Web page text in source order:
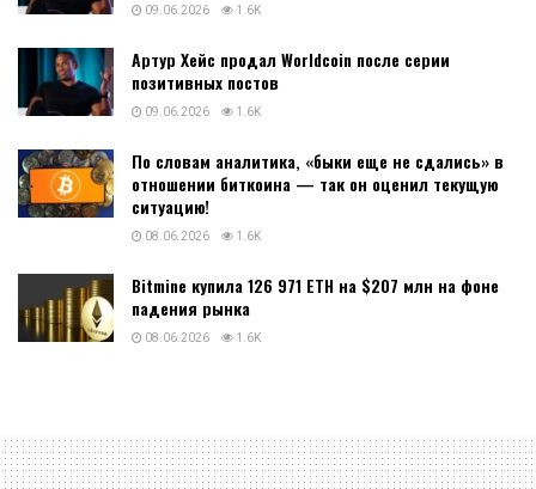
09.06.2026 1.6K
Артур Хейс продал Worldcoin после серии
позитивных постов
09.06.2026 1.6K
По словам аналитика, «быки еще не сдались» в
отношении биткоина — так он оценил текущую
ситуацию!
08.06.2026 1.6K
Bitmine купила 126 971 ETH на $207 млн на фоне
падения рынка
08.06.2026 1.6K